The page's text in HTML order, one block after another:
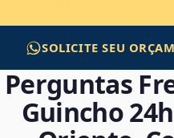
SOLICITE SEU
Perguntas
Guincho